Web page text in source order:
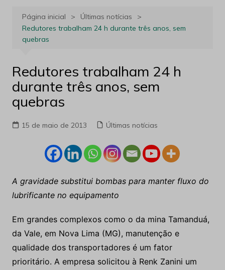
Página inicial
Últimas notícias
Redutores trabalham 24 h durante três anos, sem
quebras
Redutores trabalham 24 h
durante três anos, sem
quebras
15 de maio de 2013 Últimas notícias
A gravidade substitui bombas para manter fluxo do
lubrificante no equipamento
Em grandes complexos como o da mina Tamanduá,
da Vale, em Nova Lima (MG), manutenção e
qualidade dos transportadores é um fator
prioritário. A empresa solicitou à Renk Zanini um